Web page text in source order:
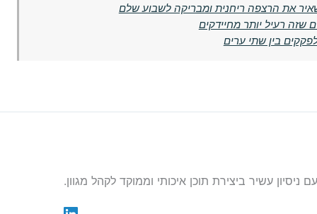
את הרצפה ריחנית ומבריקה לשבוע שלם
שזה רעיל יותר מחיידקים
בין שתי ערים